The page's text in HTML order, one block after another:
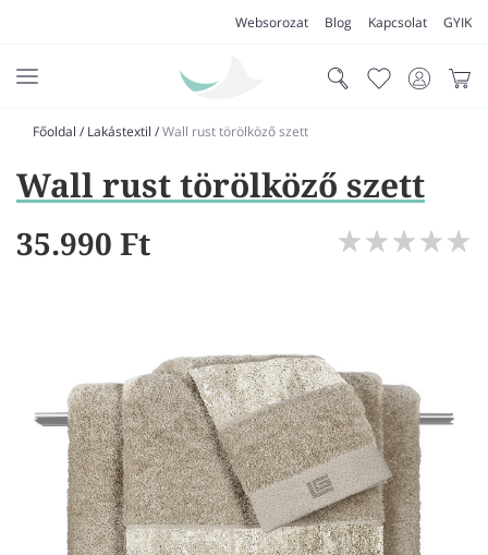
Websorozat Blog Kapcsolat GYIK
SZŐNYEG
VÍZÁLLÓ PADLÓ
LAMINÁLT PADLÓ
FUTÓSZŐNYEG
LÁBTÖRLŐ
FÜRDŐSZOBA SZŐNYEG
Főoldal / Lakástextil /Wall rust törölköző szett
Wall rust törölköző szett
35.990 Ft